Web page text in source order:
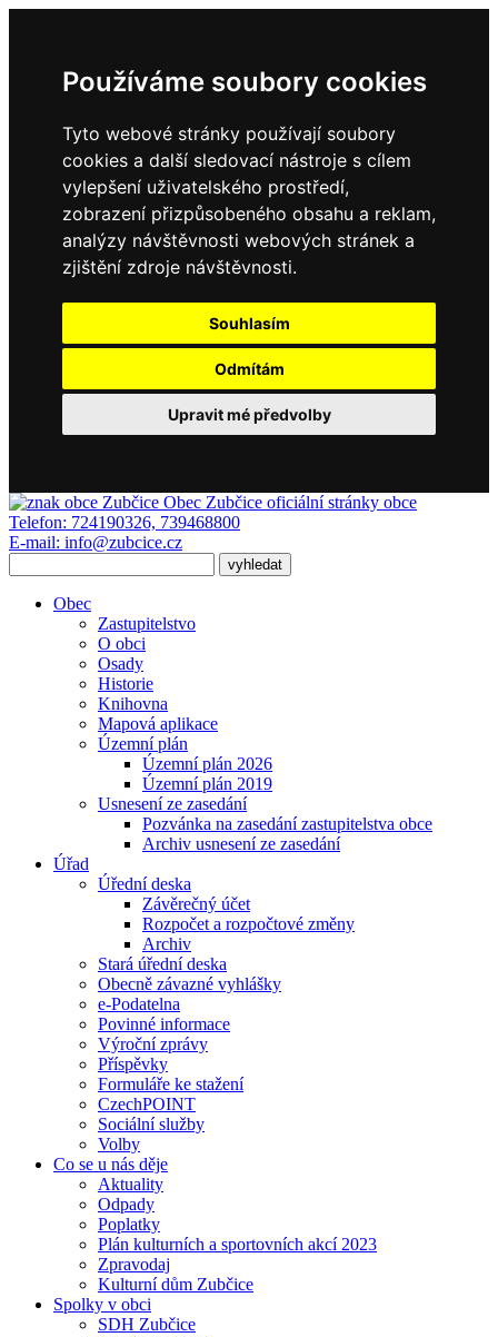
Používáme soubory cookies
Tyto webové stránky používají soubory
cookies a další sledovací nástroje s cílem
vylepšení uživatelského prostředí,
zobrazení přizpůsobeného obsahu a reklam,
analýzy návštěvnosti webových stránek a
zjištění zdroje návštěvnosti.
Souhlasím
Odmítám
Upravit mé předvolby
Obec Zubčice oficiální stránky obce
Telefon: 724190326, 739468800
E-mail: info@zubcice.cz
Obec
Zastupitelstvo
O obci
Osady
Historie
Knihovna
Mapová aplikace
Územní plán
Územní plán 2026
Územní plán 2019
Usnesení ze zasedání
Pozvánka na zasedání zastupitelstva obce
Archiv usnesení ze zasedání
Úřad
Úřední deska
Závěrečný účet
Rozpočet a rozpočtové změny
Archiv
Stará úřední deska
Obecně závazné vyhlášky
e-Podatelna
Povinné informace
Výroční zprávy
Příspěvky
Formuláře ke stažení
CzechPOINT
Sociální služby
Volby
Co se u nás děje
Aktuality
Odpady
Poplatky
Plán kulturních a sportovních akcí 2023
Zpravodaj
Kulturní dům Zubčice
Spolky v obci
SDH Zubčice